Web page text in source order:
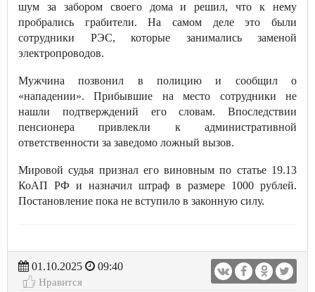
шум за забором своего дома и решил, что к нему
пробрались грабители. На самом деле это были
сотрудники РЭС, которые занимались заменой
электропроводов.
Мужчина позвонил в полицию и сообщил о
«нападении». Прибывшие на место сотрудники не
нашли подтверждений его словам. Впоследствии
пенсионера привлекли к административной
ответственности за заведомо ложный вызов.
Мировой судья признал его виновным по статье 19.13
КоАП РФ и назначил штраф в размере 1000 рублей.
Постановление пока не вступило в законную силу.
01.10.2025
09:40
Нравится